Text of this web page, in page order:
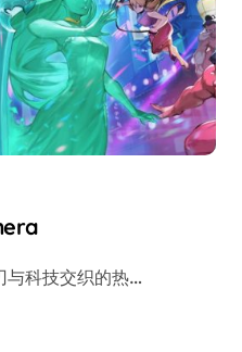
与科技交织的热…